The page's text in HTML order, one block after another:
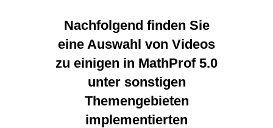
Nachfolgend finden Sie
eine Auswahl von Videos
zu einigen in MathProf 5.0
unter sonstigen
Themengebieten
implementierten